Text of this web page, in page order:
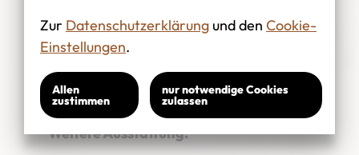
für linke Vordersitzlehne
Weitere Ausstattung:
Zur Datenschutzerklärung und den Cookie-
Einstellungen.
Allen
zustimmen
nur notwendige Cookies
zulassen